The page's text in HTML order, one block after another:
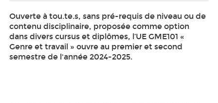
Ouverte à tou.te.s, sans pré-requis de niveau ou de
contenu disciplinaire, proposée comme option
dans divers cursus et diplômes, l’UE GME101 «
Genre et travail » ouvre au premier et second
semestre de l'année 2024-2025.